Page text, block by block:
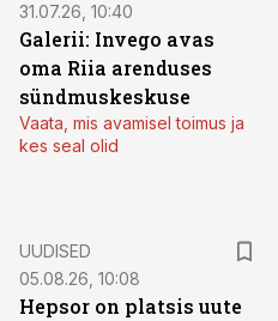
31.07.26, 10:40
Galerii: Invego avas
oma Riia arenduses
sündmuskeskuse
Vaata, mis avamisel toimus ja
kes seal olid
UUDISED
05.08.26, 10:08
Hepsor on platsis uute